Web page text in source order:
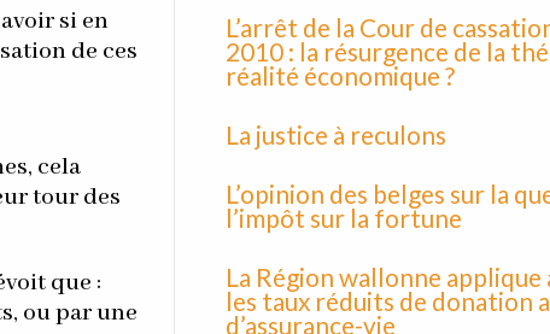
si en
de ces
cela
tour des
que :
ou par une
L’arrêt de la Cour de
2010 : la résurgence de la
réalité économique ?
La justice à reculons
L’opinion des belges sur la
l’impôt sur la fortune
La Région wallonne applique
les taux réduits de donation
d’assurance-vie